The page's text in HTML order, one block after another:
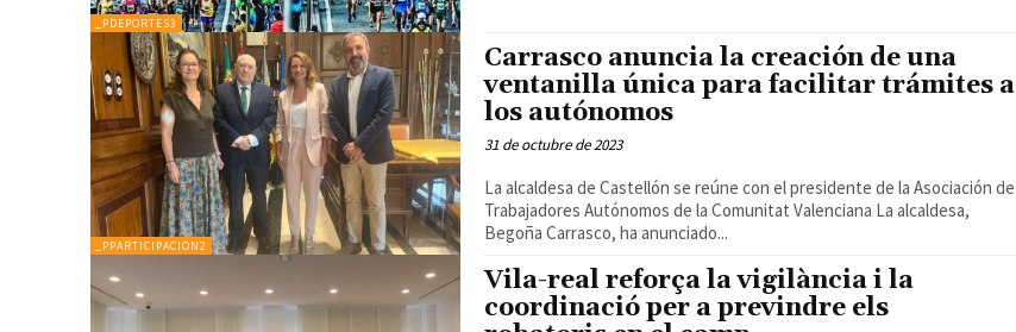
_PDEPORTES3
_PPARTICIPACION2
Carrasco anuncia la creación de una
ventanilla única para facilitar trámites a
los autónomos
31 de octubre de 2023
La alcaldesa de Castellón se reúne con el presidente de la Asociación de
Trabajadores Autónomos de la Comunitat Valenciana La alcaldesa,
Begoña Carrasco, ha anunciado...
Vila-real reforça la vigilància i la
coordinació per a previndre els